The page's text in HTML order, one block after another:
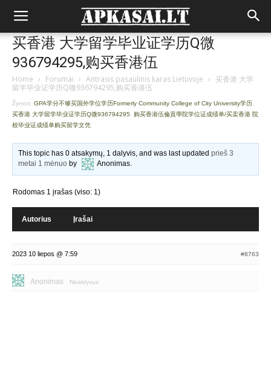
买香港 大学留学毕业证学历Q微
936794295,购买香港伍
Home › Forumai › Antrasis pasaulinis karas Lietuvoje › 买香港 大学
留学毕业证学历Q微936794295,购买香港伍
Žymos: GPA学分不够买国外学位学历Formerly Community College of City University学历
买香港 大学留学毕业证学历Q微936794295
购买香港伍倫貢學院学位证成绩单/买卖香港 院
校毕业证成绩单购买留学文凭
This topic has 0 atsakymų, 1 dalyvis, and was last updatedprieš 3
metai 1 mėnuo by Anonimas.
Rodomas 1 įrašas (viso: 1)
Autorius Įrašai
2023 10 liepos @ 7:59 #8763
Anonimas Neaktyvus